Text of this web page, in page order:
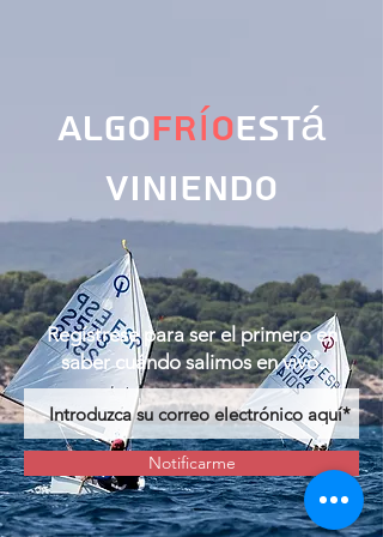
algoFríoestá
viniendo
Regístrese para ser el primero en
saber cuándo salimos en vivo.
Notificarme